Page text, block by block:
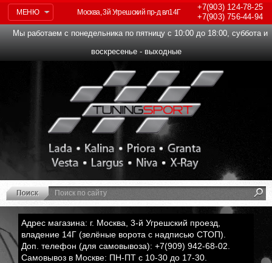
МЕНЮ
+7(903)124-78-25
+7(903)756-44-94
Москва, 3й Угрешский пр-д вл14Г
Мы работаем с понедельника по пятницу с 10:00 до 18:00, суббота и
воскресенье - выходные
Адрес магазина: г. Москва, 3-й Угрешский проезд,
владение 14Г (зелёные ворота с надписью СТОП).
Доп. телефон (для самовывоза): +7(909) 942-68-02.
Самовывоз в Москве: ПН-ПТ с 10-30 до 17-30.